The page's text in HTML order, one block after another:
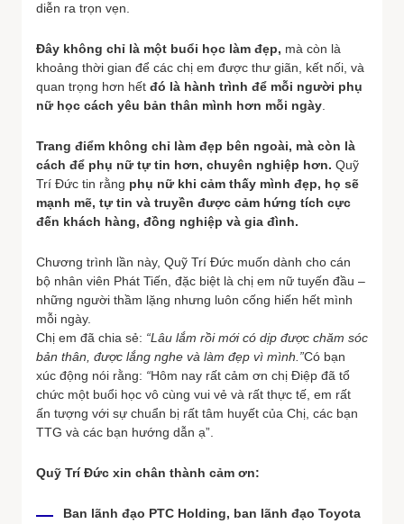
diễn ra trọn vẹn.
Đây không chỉ là một buổi học làm đẹp, mà còn là
khoảng thời gian để các chị em được thư giãn, kết nối, và
quan trọng hơn hết đó là hành trình để mỗi người phụ
nữ học cách yêu bản thân mình hơn mỗi ngày
Trang điểm không chỉ làm đẹp bên ngoài, mà còn là
cách để phụ nữ tự tin hơn, chuyên nghiệp hơn. Quỹ
Trí Đức tin rằng phụ nữ khi cảm thấy mình đẹp, họ sẽ
mạnh mẽ, tự tin và truyền được cảm hứng tích cực
đến khách hàng, đồng nghiệp và gia đình.
Chương trình lần này, Quỹ Trí Đức muốn dành cho cán
bộ nhân viên Phát Tiến, đặc biệt là chị em nữ tuyến đầu –
những người thầm lặng nhưng luôn cống hiến hết mình
mỗi ngày.
Chị em đã chia sẻ: “Lâu lắm rồi mới có dịp được chăm sóc
bản thân, được lắng nghe và làm đẹp vì mình.”Có bạn
xúc động nói rằng: “Hôm nay rất cảm ơn chị Điệp đã tổ
chức một buổi học vô cùng vui vẻ và rất thực tế, em rất
ấn tượng với sự chuẩn bị rất tâm huyết của Chị, các bạn
TTG và các bạn hướng dẫn ạ”.
Quỹ Trí Đức xin chân thành cảm ơn:
Ban lãnh đạo PTC Holding, ban lãnh đạo Toyota